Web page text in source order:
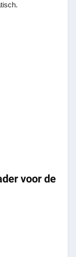
voor de